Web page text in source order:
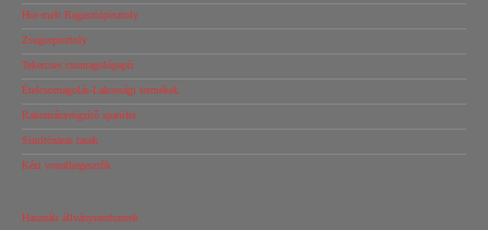
Hot-melt Ragasztópisztoly
Zsugorpisztoly
Tekercses csomagolópapír
Ételcsomagolás-Lakossági termékek
Rakományrögzítő spanifer
Simítózáras tasak
Kézi vonalhegesztők
Használt állványrendszerek